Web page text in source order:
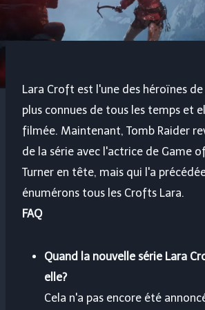
Lara Croft est l'une des héroïnes
plus connues de tous les temps et
filmée. Maintenant, Tomb Raider
de la série avec l'actrice de Game
Turner en tête, mais qui l'a
énumérons tous les Crofts Lara.
FAQ
Quand la nouvelle série Lara
elle?
Cela n'a pas encore été